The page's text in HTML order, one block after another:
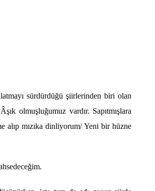
sürdürdüğü şiirlerinden biri olan
olmuşluğumuz vardır. Sapıtmışlara
alıp mızıka dinliyorum/ Yeni bir hüzne